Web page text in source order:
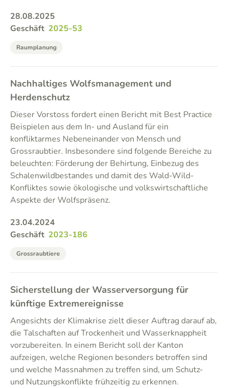
28.08.2025
Geschäft 2025-53
Raumplanung
Nachhaltiges Wolfsmanagement und
Herdenschutz
Dieser Vorstoss fordert einen Bericht mit Best Practice
Beispielen aus dem In- und Ausland für ein
konfliktarmes Nebeneinander von Mensch und
Grossraubtier. Insbesondere sind folgende Bereiche zu
beleuchten: Förderung der Behirtung, Einbezug des
Schalenwildbestandes und damit des Wald-Wild-
Konfliktes sowie ökologische und volkswirtschaftliche
Aspekte der Wolfspräsenz.
23.04.2024
Geschäft 2023-186
Grossraubtiere
Sicherstellung der Wasserversorgung für
künftige Extremereignisse
Angesichts der Klimakrise zielt dieser Auftrag darauf ab,
die Talschaften auf Trockenheit und Wasserknappheit
vorzubereiten. In einem Bericht soll der Kanton
aufzeigen, welche Regionen besonders betroffen sind
und welche Massnahmen zu treffen sind, um Schutz-
und Nutzungskonflikte frühzeitig zu erkennen.